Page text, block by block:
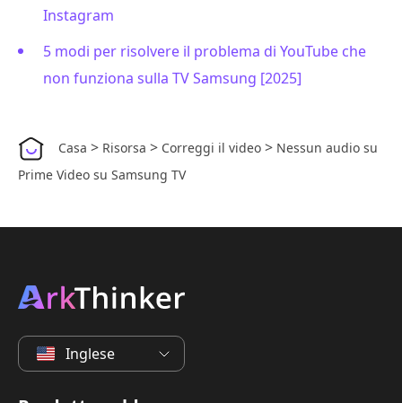
Instagram
5 modi per risolvere il problema di YouTube che
non funziona sulla TV Samsung [2025]
Casa > Risorsa > Correggi il video > Nessun audio su
Prime Video su Samsung TV
Inglese